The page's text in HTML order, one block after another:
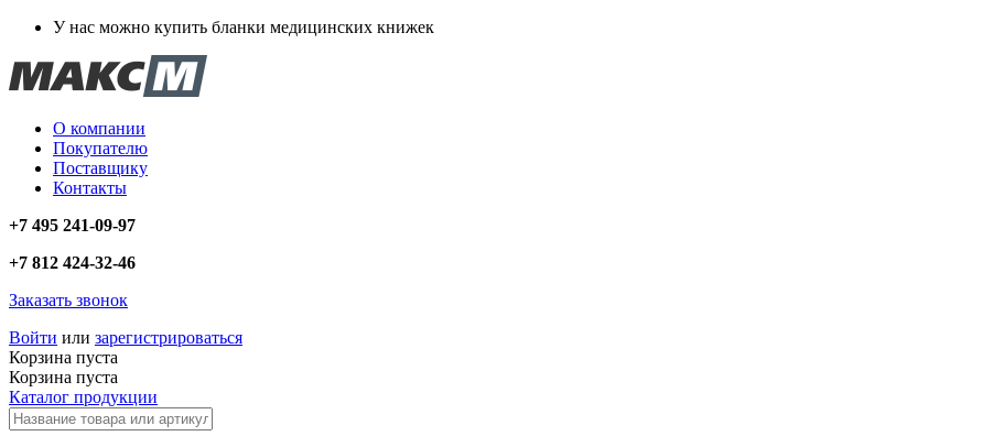
У нас можно купить бланки медицинских книжек
О компании
Покупателю
Поставщику
Контакты
+7 495 241-09-97
+7 812 424-32-46
Заказать звонок
Войти или зарегистрироваться
Корзина пуста
Корзина пуста
Каталог продукции